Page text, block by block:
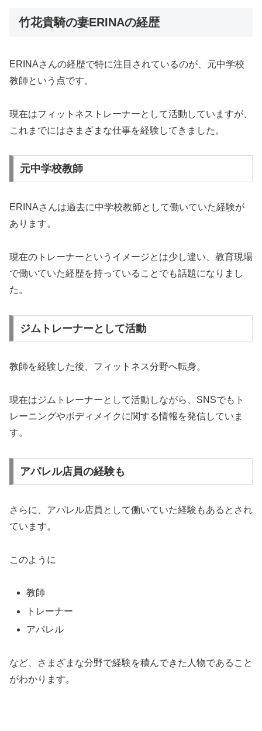
竹花貴騎の妻ERINAの経歴
ERINAさんの経歴で特に注目されているのが、元中学校
教師という点です。
現在はフィットネストレーナーとして活動していますが、
これまでにはさまざまな仕事を経験してきました。
元中学校教師
ERINAさんは過去に中学校教師として働いていた経験が
あります。
現在のトレーナーというイメージとは少し違い、教育現場
で働いていた経歴を持っていることでも話題になりまし
た。
ジムトレーナーとして活動
教師を経験した後、フィットネス分野へ転身。
現在はジムトレーナーとして活動しながら、SNSでもト
レーニングやボディメイクに関する情報を発信していま
す。
アパレル店員の経験も
さらに、アパレル店員として働いていた経験もあるとされ
ています。
このように
教師
トレーナー
アパレル
など、さまざまな分野で経験を積んできた人物であること
がわかります。